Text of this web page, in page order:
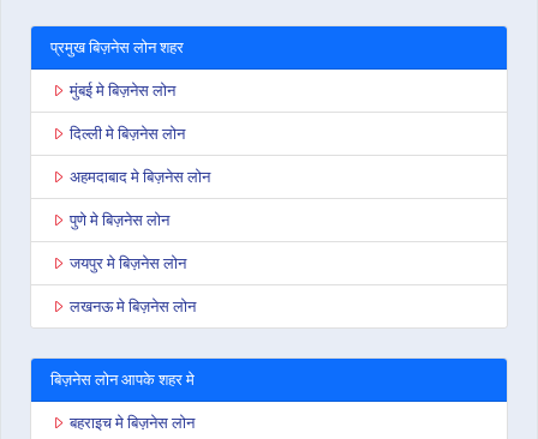
प्रमुख बिज़नेस लोन शहर
मुंबई मे बिज़नेस लोन
दिल्ली मे बिज़नेस लोन
अहमदाबाद मे बिज़नेस लोन
पुणे मे बिज़नेस लोन
जयपुर मे बिज़नेस लोन
लखनऊ मे बिज़नेस लोन
बिज़नेस लोन आपके शहर मे
बहराइच मे बिज़नेस लोन